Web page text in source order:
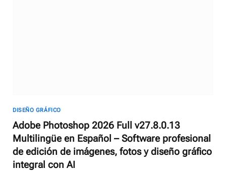
DISEÑO GRÁFICO
Adobe Photoshop 2026 Full v27.8.0.13
Multilingüe en Español – Software profesional
de edición de imágenes, fotos y diseño gráfico
integral con AI